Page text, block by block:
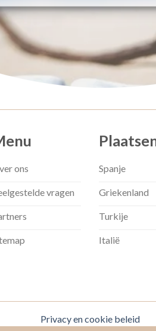
ons
vragen
Spanje
Griekenland
Turkije
Italië
Privacy en cookie beleid